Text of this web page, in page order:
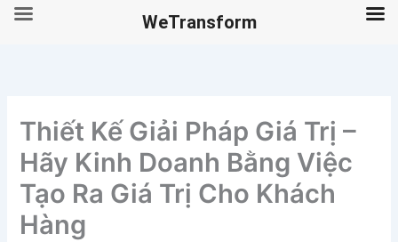
Thiết Kế Giải Pháp Giá Trị –
Hãy Kinh Doanh Bằng Việc
Tạo Ra Giá Trị Cho Khách
Hàng
WeTransform